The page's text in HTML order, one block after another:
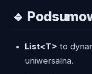
🔹
List<T> to
uniwersalna.